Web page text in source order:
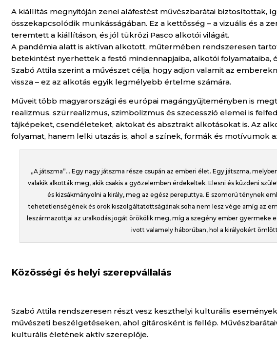
A kiállítás megnyitóján zenei aláfestést művészbarátai biztosítottak,
összekapcsolódik munkásságában. Ez a kettősség – a vizuális és a
teremtett a kiállításon, és jól tükrözi Pasco alkotói világát.
A pandémia alatt is aktívan alkotott, műtermében rendszeresen
betekintést nyerhettek a festő mindennapjaiba, alkotói folyamataiba,
Szabó Attila szerint a művészet célja, hogy adjon valamit az
vissza – ez az alkotás egyik legmélyebb értelme számára.
Műveit több magyarországi és európai magángyűjteményben is
realizmus, szürrealizmus, szimbolizmus és szecesszió elemei is
tájképeket, csendéleteket, aktokat és absztrakt alkotásokat is. Az
folyamat, hanem lelki utazás is, ahol a színek, formák és motívumok
„A játszma”… Egy nagy játszma része csupán az emberi élet. Egy játszma,
valakik alkották meg, akik csakis a győzelemben érdekeltek. Elesni és küzdeni
és kizsákmányolni a király, meg az egész pereputtya. E szomorú ténynek
tehetetlenségének és örök kiszolgáltatottságának soha nem lesz vége amíg az
leszármazottjai az uralkodás jogát örökölik meg, míg a szegény ember gyermeke
ivott valamely háborúban, hol a királyokért
Közösségi és helyi szerepvállalás
Szabó Attila rendszeresen részt vesz keszthelyi kulturális
művészeti beszélgetéseken, ahol gitárosként is fellép.
kulturális életének aktív szereplője.